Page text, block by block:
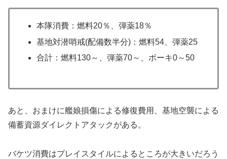
本隊消費：燃料20％、弾薬18％
基地対潜哨戒(配備数半分)：燃料54、弾薬25
合計：燃料130～、弾薬70～、ボーキ0～50
あと、おまけに艦娘損傷による修復費用、基地空襲による
備蓄資源ダイレクトアタックがある。
バケツ消費はプレイスタイルによるところが大きいだろう